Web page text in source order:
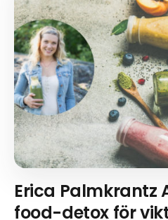
Erica Palmkrantz
food-detox för